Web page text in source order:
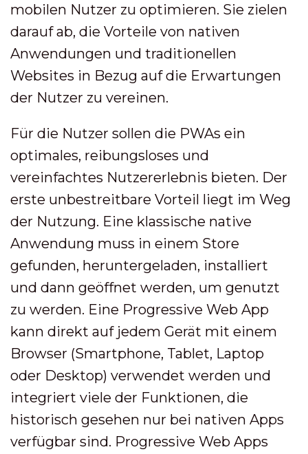
mobilen Nutzer zu optimieren. Sie zielen
darauf ab, die Vorteile von nativen
Anwendungen und traditionellen
Websites in Bezug auf die Erwartungen
der Nutzer zu vereinen.
Für die Nutzer sollen die PWAs ein
optimales, reibungsloses und
vereinfachtes Nutzererlebnis bieten. Der
erste unbestreitbare Vorteil liegt im Weg
der Nutzung. Eine klassische native
Anwendung muss in einem Store
gefunden, heruntergeladen, installiert
und dann geöffnet werden, um genutzt
zu werden. Eine Progressive Web App
kann direkt auf jedem Gerät mit einem
Browser (Smartphone, Tablet, Laptop
oder Desktop) verwendet werden und
integriert viele der Funktionen, die
historisch gesehen nur bei nativen Apps
verfügbar sind. Progressive Web Apps